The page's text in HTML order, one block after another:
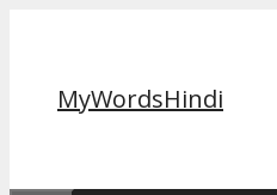
MyWordsHindi